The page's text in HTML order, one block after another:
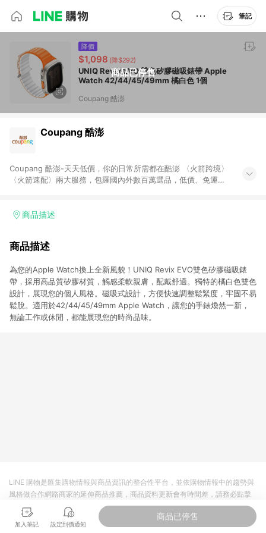
筆記
商品已停售
降價
$1,098 (降$292)
UNIQ Revix EVO 雙色矽膠磁吸錶帶 Apple
Watch 42/44/45/49mm 橘白色 1個
Coupang 酷澎
Coupang 酷澎
Coupang 酷澎-天天低價，你的日常所需都在酷澎 〈火箭跨境〉
〈火箭速配〉兩大服務，包羅國內外數百萬選品，低價、免運，
加入WOW會員告別湊免運，火箭速配、火箭跨境優質選品不限金
商品描述
商品描述
為您的Apple Watch換上全新風貌！UNIQ Revix EVO雙色矽膠磁吸錶
帶，採用高品質矽膠材質，觸感柔軟親膚，配戴舒適。獨特的橘白色雙色
設計，展現您的個人風格。磁吸式設計，方便快速調整鬆緊度，牢固不易
鬆脫。適用於42/44/45/49mm Apple Watch，讓您的手錶煥然一新，
無論工作或休閒，都能展現您的時尚品味。
加入筆記 設定到價通知
商品已停售
LINE 購物是匯集購物情報與商品資訊的整合性平台，並依購物情報中的趨勢與
風格做合作網路商家的延伸商品推薦，商品資料更新會有時間差，請務必點擊
商品至各合作網路商家，確認現售價與購物條件，一切資訊以合作廠商網頁為
準。